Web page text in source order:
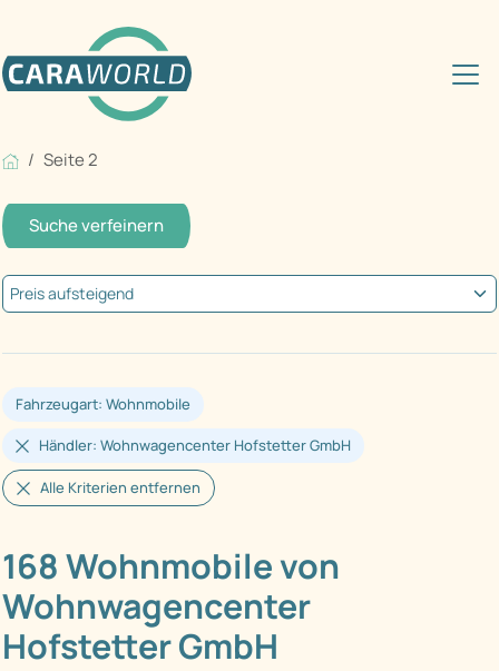
Seite 2
Suche verfeinern
Fahrzeugart: Wohnmobile
Händler: Wohnwagencenter Hofstetter GmbH
Alle Kriterien entfernen
168 Wohnmobile von
Wohnwagencenter
Hofstetter GmbH